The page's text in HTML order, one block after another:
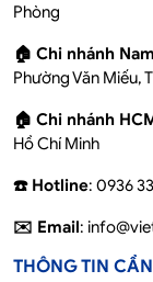
Phòng
🏠 Chi nhánh
Phường Văn Miếu,
🏠 Chi nhánh
Hồ Chí Minh
☎️ Hotline: 0936
✉️ Email:
THÔNG TIN